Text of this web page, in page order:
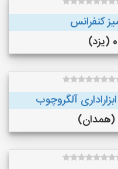
کنفرانس
آلگروچوب